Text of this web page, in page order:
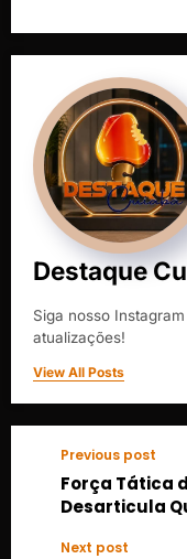
Destaque
Siga nosso
atualizações!
View All Posts
Previous post
Força Tática
Desarticula
Next post